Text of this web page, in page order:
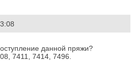
данной пряжи?
7411, 7414, 7496.